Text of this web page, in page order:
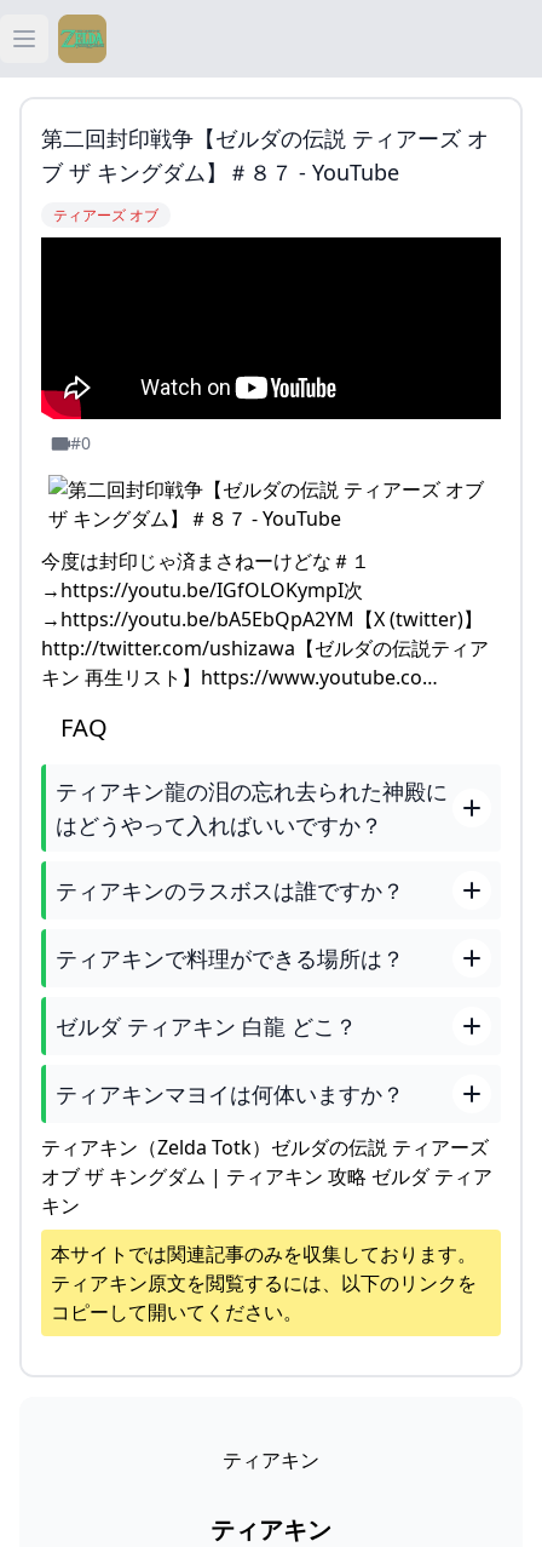
Open main menu
ティアキン
ティアキン 祠
第二回封印戦争【ゼルダの伝説 ティアーズ オ
ブ ザ キングダム】＃８７ - YouTube
ティアーズ オブ
#0
今度は封印じゃ済まさねーけどな＃１
→https://youtu.be/IGfOLOKympI次
→https://youtu.be/bA5EbQpA2YM【X (twitter)】
http://twitter.com/ushizawa【ゼルダの伝説ティア
キン 再生リスト】https://www.youtube.co…
FAQ
ティアキン龍の泪の忘れ去られた神殿に
はどうやって入ればいいですか？
ティアキンのラスボスは誰ですか？
ティアキンで料理ができる場所は？
ゼルダ ティアキン 白龍 どこ？
ティアキンマヨイは何体いますか？
ティアキン（Zelda Totk）ゼルダの伝説 ティアーズ
オブ ザ キングダム | ティアキン 攻略 ゼルダ ティア
キン
本サイトでは関連記事のみを収集しております。
ティアキン原文を閲覧するには、以下のリンクを
コピーして開いてください。
ティアキン
ティアキン